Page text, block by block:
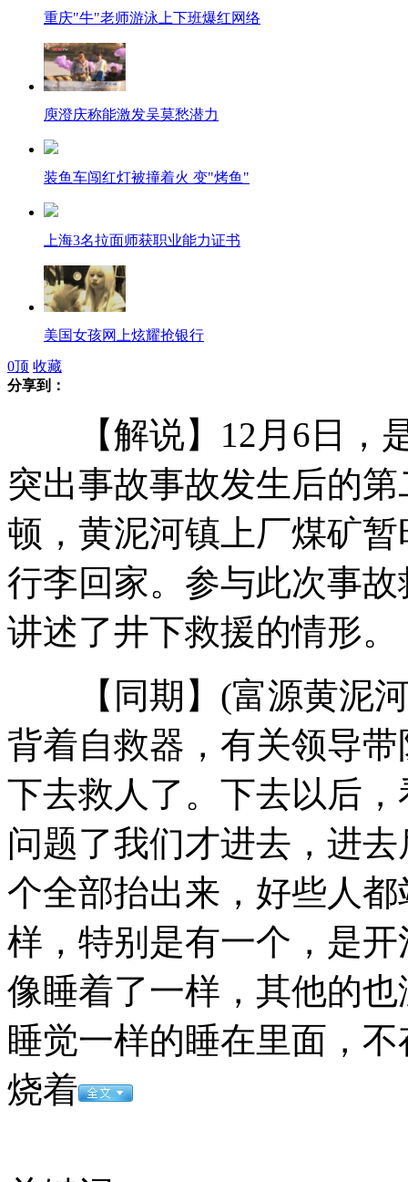
重庆"牛"老师游泳上下班爆红网络
庾澄庆称能激发吴莫愁潜力
装鱼车闯红灯被撞着火 变"烤鱼"
上海3名拉面师获职业能力证书
美国女孩网上炫耀抢银行
农民工地铁呕吐 主动擦地感动网友
车主违章被处罚 路人乘机偷手机
男子抢劫隔壁银行 背赃款回家
小学生宿舍身亡疑用红领巾自缢
山西运城恶犬咬伤多人 警民合力深夜将其击毙
女孩北京地铁殴打老人 痛下狠手拳打脚踢
外交部：反对强权政治霸凌主义
外交部：有关国家言论片面不公正
安徽一实载49人客车翻车
0顶 收藏
分享到：
【解说】12月6日，是
突出事故事故发生后的
顿，黄泥河镇上厂煤矿
行李回家。参与此次事
讲述了井下救援的情形。
【同期】(富源黄泥河
背着自救器，有关领导
下去救人了。下去以后
问题了我们才进去，进
个全部抬出来，好些人
样，特别是有一个，是
像睡着了一样，其他的
睡觉一样的睡在里面，
烧着